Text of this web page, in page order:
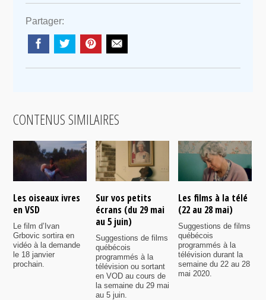
Partager:
CONTENUS SIMILAIRES
Les oiseaux ivres
en VSD
Le film d’Ivan
Grbovic sortira en
vidéo à la demande
le 18 janvier
prochain.
Sur vos petits
écrans (du 29 mai
au 5 juin)
Suggestions de films
québécois
programmés à la
télévision ou sortant
en VOD au cours de
la semaine du 29 mai
au 5 juin.
Les films à la télé
(22 au 28 mai)
Suggestions de films
québécois
programmés à la
télévision durant la
semaine du 22 au 28
mai 2020.